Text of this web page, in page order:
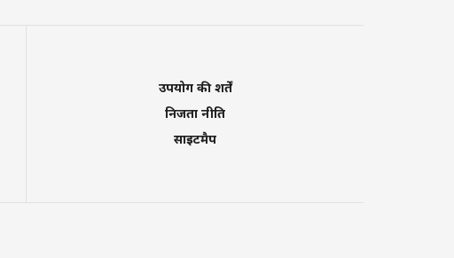
उपयोग की शर्तें
निजता नीति
साइटमैप